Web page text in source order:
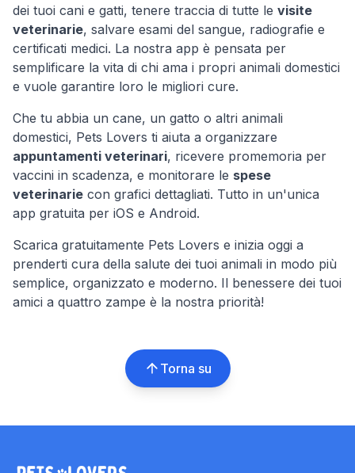
dei tuoi cani e gatti, tenere traccia di tutte le visite
veterinarie, salvare esami del sangue, radiografie e
certificati medici. La nostra app è pensata per
semplificare la vita di chi ama i propri animali domestici
e vuole garantire loro le migliori cure.
Che tu abbia un cane, un gatto o altri animali
domestici, Pets Lovers ti aiuta a organizzare
appuntamenti veterinari, ricevere promemoria per
vaccini in scadenza, e monitorare le spese
veterinarie con grafici dettagliati. Tutto in un'unica
app gratuita per iOS e Android.
Scarica gratuitamente Pets Lovers e inizia oggi a
prenderti cura della salute dei tuoi animali in modo più
semplice, organizzato e moderno. Il benessere dei tuoi
amici a quattro zampe è la nostra priorità!
Torna su